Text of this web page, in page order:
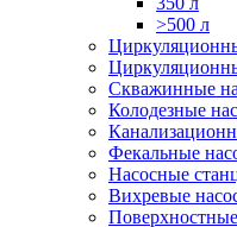
>500 л
Скважинные
Колодезные
Фекальные
Насосные
Вихревые